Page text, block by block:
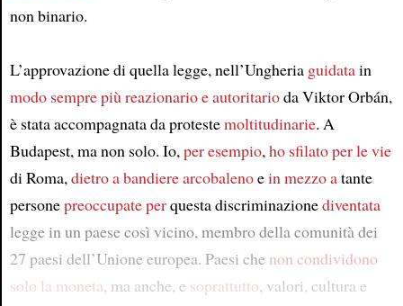
non binario.
L’approvazione di quella legge, nell’Ungheria guidatain
modo sempre più reazionario e autoritarioda Viktor Orbán,
è stata accompagnata da protestemoltitudinarie. A
Budapest, ma non solo. Io,per esempio,ho sfilato per le vie
di Roma,dietro a bandiere arcobalenoein mezzo atante
personepreoccupate perquesta discriminazionediventata
legge in un paese così vicino, membro della comunità dei
27 paesi dell’Unione europea. Paesi che non condividono
solo la moneta, ma anche, e soprattutto, valori, cultura e